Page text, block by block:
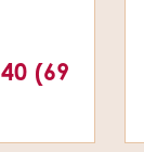
(69